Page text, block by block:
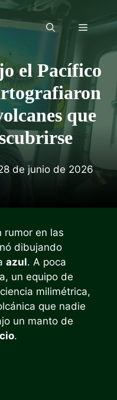
Menú
el Pacífico
que
de junio de 2026
rumor en las
dibujando
azul. A poca
un equipo de
milimétrica,
que nadie
un manto de
.